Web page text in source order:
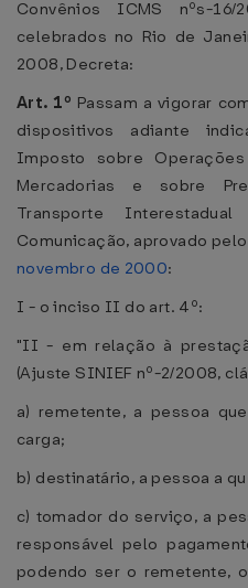
Convênios ICMS nºs-
celebrados no Rio de
2008, Decreta:
Art. 1º Passam a vigorar
dispositivos adiante
Imposto sobre
Mercadorias e sobre
Transporte
Comunicação, aprovado pelo
novembro de 2000:
I - o inciso II do art. 4º:
"II - em relação à
(Ajuste SINIEF nº-2/2008,
a) remetente, a pessoa
carga;
b) destinatário, a pessoa a
c) tomador do serviço, a
responsável pelo
podendo ser o remetente,